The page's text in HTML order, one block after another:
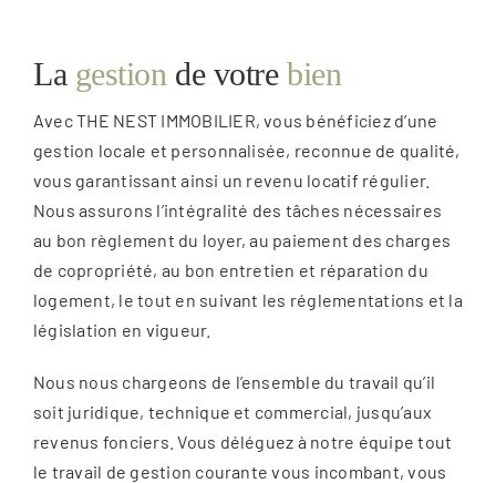
La gestion de votrebien
Avec THE NEST IMMOBILIER, vous bénéficiez d’une
gestion locale et personnalisée, reconnue de qualité,
vous garantissant ainsi un revenu locatif régulier.
Nous assurons l’intégralité des tâches nécessaires
au bon règlement du loyer, au paiement des charges
de copropriété, au bon entretien et réparation du
logement, le tout en suivant les réglementations et la
législation en vigueur.
Nous nous chargeons de l’ensemble du travail qu’il
soit juridique, technique et commercial, jusqu’aux
revenus fonciers. Vous déléguez à notre équipe tout
le travail de gestion courante vous incombant, vous